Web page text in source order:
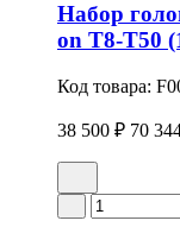
Набор
on Т8-Т50
Код товара:
38 500 ₽ 70